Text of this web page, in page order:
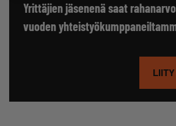
Yrittäjien jäsenenä saat
vuoden